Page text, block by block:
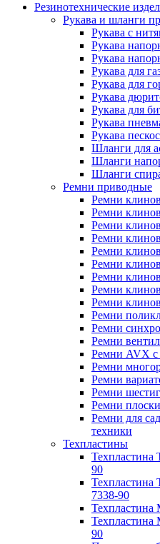
Резинотехнические
Рукава и шланги
Рукава с
Рукава
Рукава
Рукава для
Рукава для
Рукава
Рукава для
Рукава
Рукава
Шланги для
Шланги
Шланги
Ремни приводные
Ремни
Ремни
Ремни
Ремни
Ремни
Ремни
Ремни
Ремни
Ремни
Ремни
Ремни
Ремни
Ремни AVX
Ремни
Ремни
Ремни
Ремни
Ремни для
техники
Техпластины
90
7338-90
90